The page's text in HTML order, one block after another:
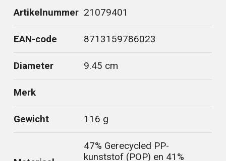
Artikelnummer 21079401
EAN-code 8713159786023
Diameter 9.45 cm
Merk
Gewicht 116 g
47% Gerecycled PP-
kunststof (POP) en 41%